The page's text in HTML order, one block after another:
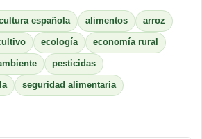
española alimentos arroz
ecología economía rural
pesticidas
seguridad alimentaria